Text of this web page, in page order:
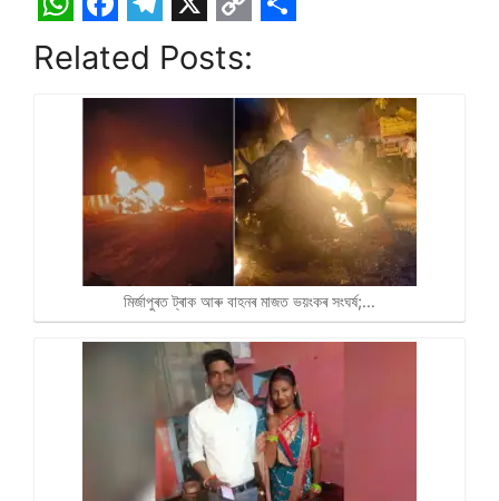
W
h
F
a
c
e
b
o
k
T
e
l
e
g
r
a
m
X
C
o
p
y
L
i
n
k
a
r
e
Related Posts:
মিৰ্জাপুৰত ট্ৰাক আৰু বাহনৰ মাজত ভয়ংকৰ সংঘৰ্ষ;…